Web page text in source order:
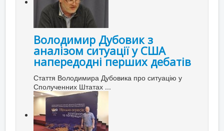
Володимир Дубовик з
аналізом ситуації у США
напередодні перших дебатів
Стаття Володимира Дубовика про ситуацію у
Сполученних Штатах ...